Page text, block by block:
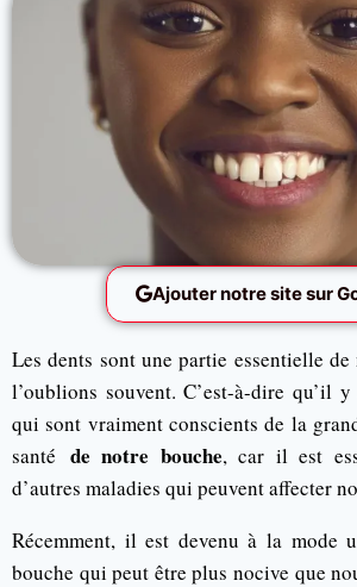
Ajouter notre site sur
Les dents sont une partie essentielle
l’oublions souvent. C’est-à-dire qu’il
qui sont vraiment conscients de la
santé de notre bouche, car il est
d’autres maladies qui peuvent affecter
Récemment, il est devenu à la mode
bouche qui peut être plus nocive que